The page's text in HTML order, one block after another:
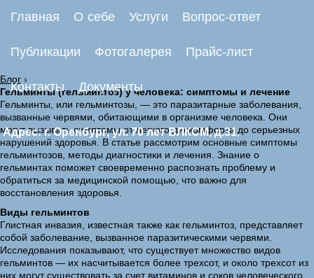
Главная О себе Услуги Вопрос-ответ
Публикации Фотогалерея Прайс-лист
Контакты Документы
Адрес: г. Оренбург, ул. 70 лет ВЛКСМ, д.31.
Блог ›
Гельминты (гельминтоз) у человека: симптомы и лечение
Гельминты, или гельминтозы, — это паразитарные заболевания,
вызванные червями, обитающими в организме человека. Они
могут вызывать симптомы от легкого дискомфорта до серьезных
нарушений здоровья. В статье рассмотрим основные симптомы
гельминтозов, методы диагностики и лечения. Знание о
гельминтах поможет своевременно распознать проблему и
обратиться за медицинской помощью, что важно для
восстановления здоровья.
Виды гельминтов
Глистная инвазия, известная также как гельминтоз, представляет
собой заболевание, вызванное паразитическими червями.
Исследования показывают, что существует множество видов
гельминтов — их насчитывается более трехсот, и около трехсот из
них могут существовать за счет витаминов и соков человеческого